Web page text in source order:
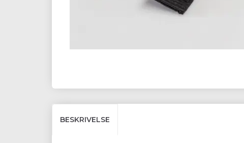
BESKRIVELSE